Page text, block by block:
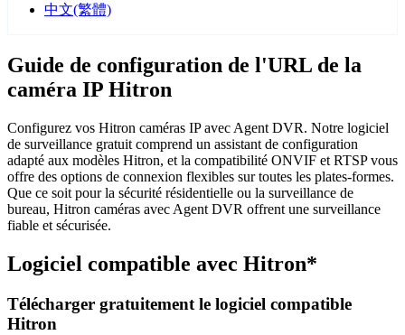
中文(繁體)
Guide de configuration de l'URL de la
caméra IP Hitron
Configurez vos Hitron caméras IP avec Agent DVR. Notre logiciel
de surveillance gratuit comprend un assistant de configuration
adapté aux modèles Hitron, et la compatibilité ONVIF et RTSP vous
offre des options de connexion flexibles sur toutes les plates-formes.
Que ce soit pour la sécurité résidentielle ou la surveillance de
bureau, Hitron caméras avec Agent DVR offrent une surveillance
fiable et sécurisée.
Logiciel compatible avec Hitron*
Télécharger gratuitement le logiciel compatible
Hitron